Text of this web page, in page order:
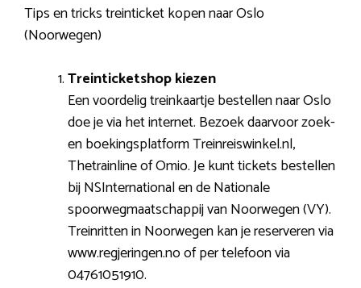
Tips en tricks treinticket kopen naar Oslo
(Noorwegen)
Treinticketshop kiezen
Een voordelig treinkaartje bestellen naar Oslo
doe je via het internet. Bezoek daarvoor zoek-
en boekingsplatform Treinreiswinkel.nl,
Thetrainline of Omio. Je kunt tickets bestellen
bij NSInternational en de Nationale
spoorwegmaatschappij van Noorwegen (VY).
Treinritten in Noorwegen kan je reserveren via
www.regjeringen.no of per telefoon via
04761051910.